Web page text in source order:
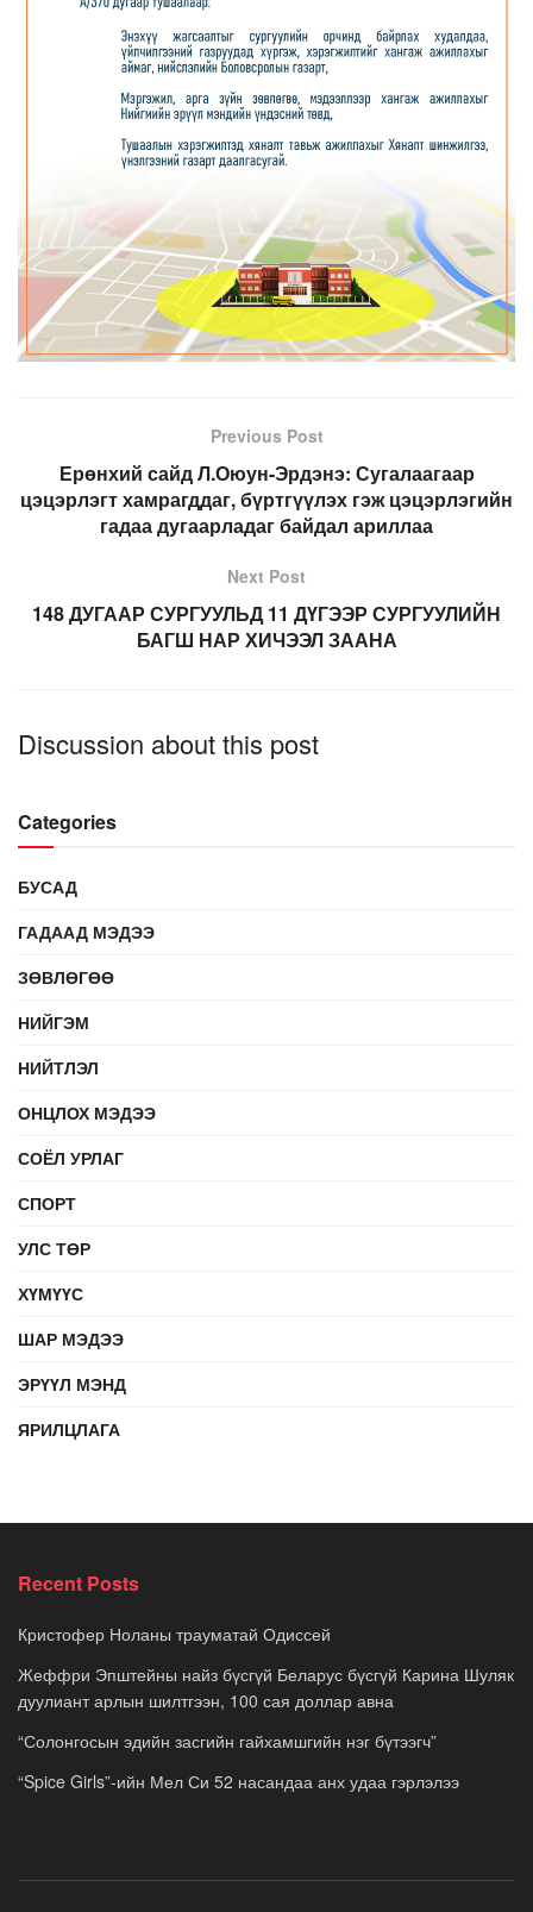
Previous Post
Ерөнхий сайд Л.Оюун-Эрдэнэ: Сугалаагаар
цэцэрлэгт хамрагддаг, бүртгүүлэх гэж цэцэрлэгийн
гадаа дугаарладаг байдал ариллаа
Next Post
148 ДУГААР СУРГУУЛЬД 11 ДҮГЭЭР СУРГУУЛИЙН
БАГШ НАР ХИЧЭЭЛ ЗААНА
Discussion about this post
Categories
БУСАД
ГАДААД МЭДЭЭ
ЗӨВЛӨГӨӨ
НИЙГЭМ
НИЙТЛЭЛ
ОНЦЛОХ МЭДЭЭ
СОЁЛ УРЛАГ
СПОРТ
УЛС ТӨР
ХҮМҮҮС
ШАР МЭДЭЭ
ЭРҮҮЛ МЭНД
ЯРИЛЦЛАГА
Recent Posts
Кристофер Ноланы трауматай Одиссей
Жеффри Эпштейны найз бүсгүй Беларус бүсгүй Карина Шуляк
дуулиант арлын шилтгээн, 100 сая доллар авна
“Солонгосын эдийн засгийн гайхамшгийн нэг бүтээгч”
“Spice Girls”-ийн Мел Си 52 насандаа анх удаа гэрлэлээ